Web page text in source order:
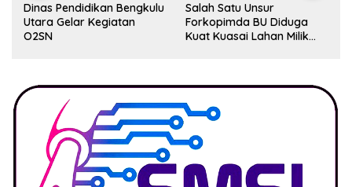
Dinas Pendidikan Bengkulu
Utara Gelar Kegiatan
O2SN
Salah Satu Unsur
Forkopimda BU Diduga
Kuat Kuasai Lahan Milik